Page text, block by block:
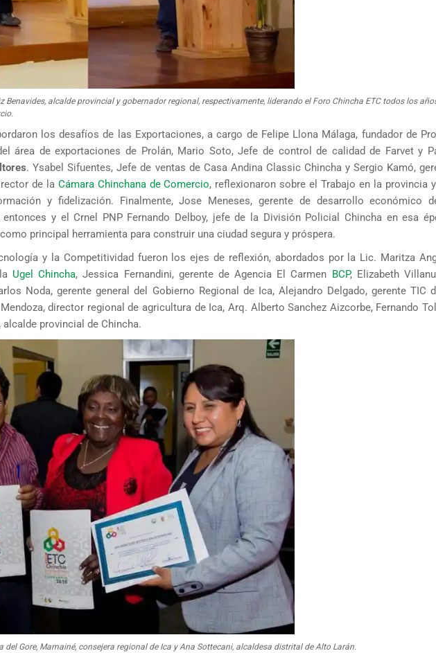
Benavides, alcalde provincial y gobernador regional, respectivamente, liderando el Foro Chincha ETC todos los
los desafíos de las Exportaciones, a cargo de Felipe Llona Málaga, fundador de
área de exportaciones de Prolán, Mario Soto, Jefe de control de calidad de Farvet y
. Ysabel Sifuentes, Jefe de ventas de Casa Andina Classic Chincha y Sergio Kamó,
de la Cámara Chinchana de Comercio, reflexionaron sobre el Trabajo en la provincia
y fidelización. Finalmente, Jose Meneses, gerente de desarrollo económico
y el Crnel PNP Fernando Delboy, jefe de la División Policial Chincha en esa
principal herramienta para construir una ciudad segura y próspera.
y la Competitividad fueron los ejes de reflexión, abordados por la Lic. Maritza
Ugel Chincha, Jessica Fernandini, gerente de Agencia El Carmen BCP, Elizabeth
Noda, gerente general del Gobierno Regional de Ica, Alejandro Delgado, gerente TIC
director regional de agricultura de Ica, Arq. Alberto Sanchez Aizcorbe, Fernando
alcalde provincial de Chincha.
del Gore, Mamainé, consejera regional de Ica y Ana Sottecani, alcaldesa distrital de Alto Larán.